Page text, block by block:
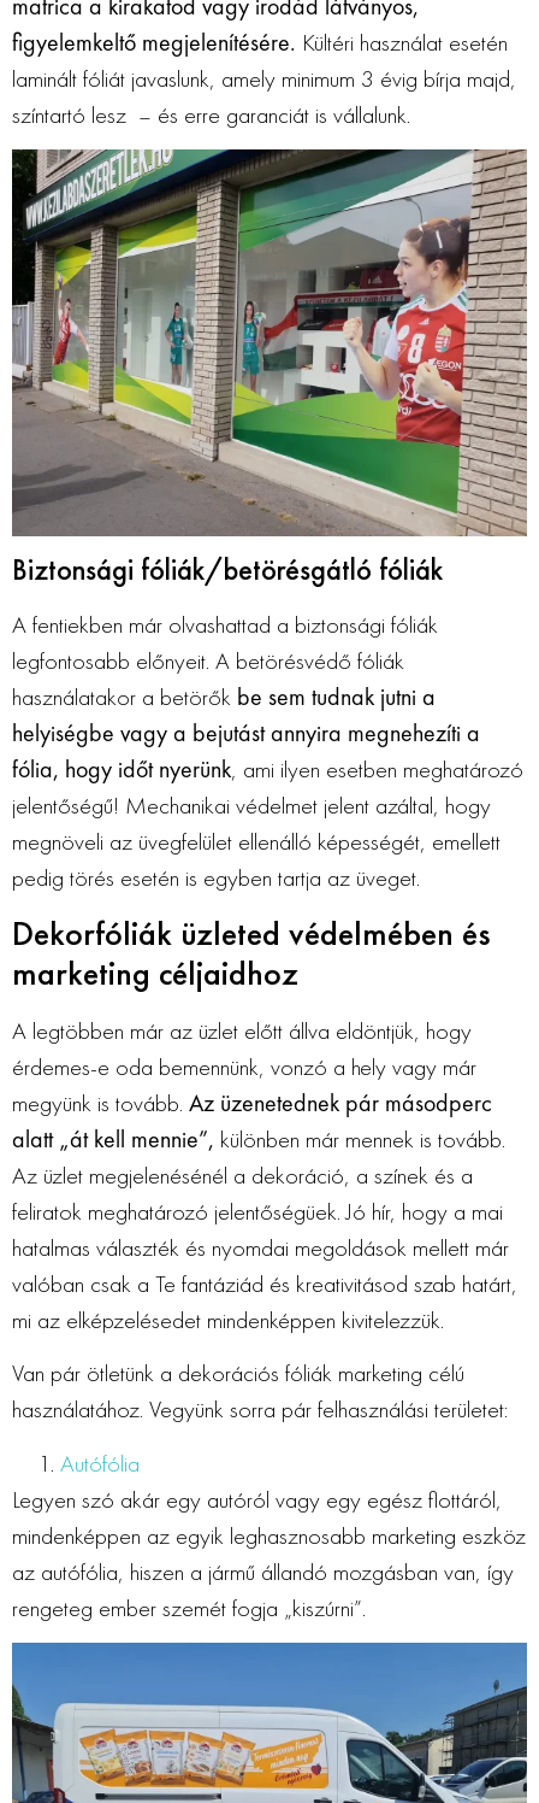
figyelemkeltő megjelenítésére. Kültéri használat esetén
laminált fóliát javaslunk, amely minimum 3 évig bírja majd,
színtartó lesz – és erre garanciát is vállalunk.
Biztonsági fóliák/betörésgátló fóliák
A fentiekben már olvashattad a biztonsági fóliák
legfontosabb előnyeit. A betörésvédő fóliák
használatakor a betörők be sem tudnak jutni a
helyiségbe vagy a bejutást annyira megnehezíti a
fólia, hogy időt nyerünk, ami ilyen esetben meghatározó
jelentőségű! Mechanikai védelmet jelent azáltal, hogy
megnöveli az üvegfelület ellenálló képességét, emellett
pedig törés esetén is egyben tartja az üveget.
Dekorfóliák üzleted védelmében és
marketing céljaidhoz
A legtöbben már az üzlet előtt állva eldöntjük, hogy
érdemes-e oda bemennünk, vonzó a hely vagy már
megyünk is tovább. Az üzenetednek pár másodperc
alatt „át kell mennie”, különben már mennek is tovább.
Az üzlet megjelenésénél a dekoráció, a színek és a
feliratok meghatározó jelentőségüek. Jó hír, hogy a mai
hatalmas választék és nyomdai megoldások mellett már
valóban csak a Te fantáziád és kreativitásod szab határt,
mi az elképzelésedet mindenképpen kivitelezzük.
Van pár ötletünk a dekorációs fóliák marketing célú
használatához. Vegyünk sorra pár felhasználási területet:
Autófólia
Legyen szó akár egy autóról vagy egy egész flottáról,
mindenképpen az egyik leghasznosabb marketing eszköz
az autófólia, hiszen a jármű állandó mozgásban van, így
rengeteg ember szemét fogja „kiszúrni”.